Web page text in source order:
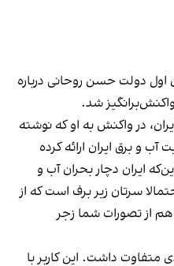
دولت حسن روحانی درباره
شد.
در واکنش به او که نوشته
و برق ایران ارائه کرده
ایران دچار بحران آب و
سرتان زیر برف است که از
از تصورات شما زجر
متفاوت داشت. این کاربر با